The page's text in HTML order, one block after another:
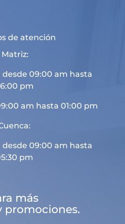
de atención
Matriz:
desde 09:00 am hasta
pm
am hasta 01:00 pm
desde 09:00 am hasta
pm
más
promociones.